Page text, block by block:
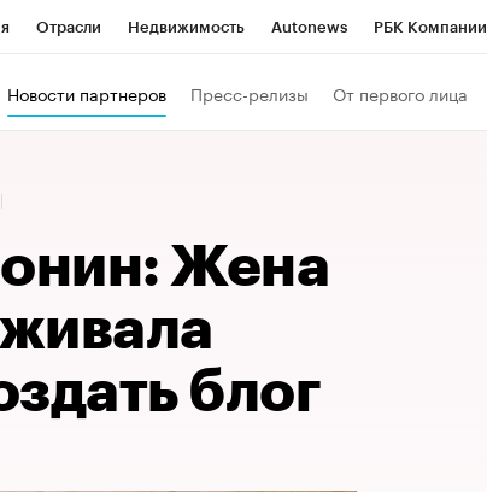
Отрасли Недвижимость Autonews РБК Компании
Новости партнеров Пресс-релизы От первого лица
Жена
блог